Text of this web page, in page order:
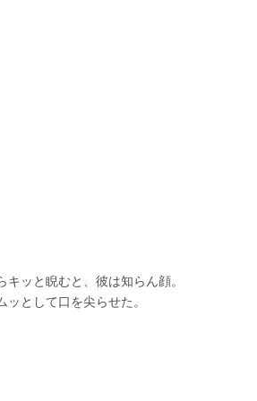
ッと睨むと、彼は知らん顔。
として口を尖らせた。